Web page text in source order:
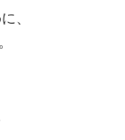
、